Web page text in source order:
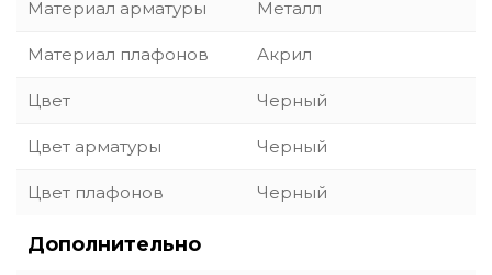
Материал арматуры Металл
Материал плафонов Акрил
Цвет Черный
Цвет арматуры Черный
Цвет плафонов Черный
Дополнительно